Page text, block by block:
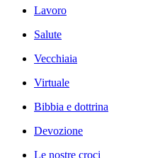
Lavoro
Salute
Vecchiaia
Virtuale
Bibbia e dottrina
Devozione
Le nostre croci